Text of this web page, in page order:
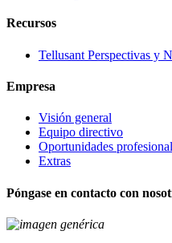
Recursos
Tellusant Perspectivas y
Empresa
Visión general
Equipo directivo
Oportunidades
Extras
Póngase en contacto con